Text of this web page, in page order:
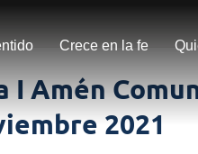
Crece en la fe
I Amén
2021